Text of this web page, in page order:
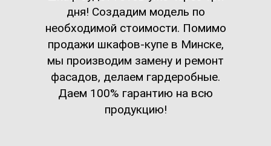
дня! Создадим модель по
необходимой стоимости. Помимо
продажи шкафов-купе в Минске,
мы производим замену и ремонт
фасадов, делаем гардеробные.
Даем 100% гарантию на всю
продукцию!